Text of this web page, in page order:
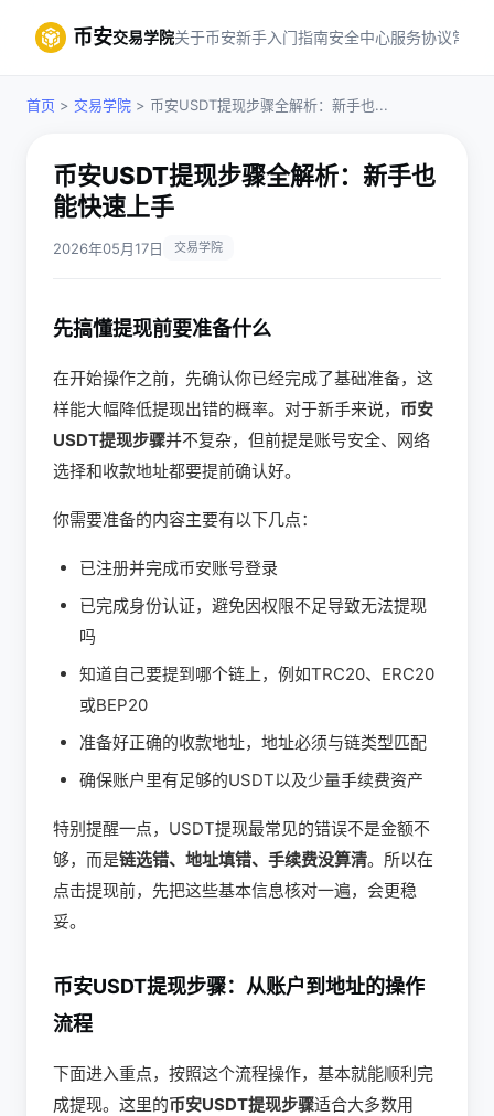
币安交易学院关于币安新手入门指南安全中心服务协议常见
首页 > 交易学院 > 币安USDT提现步骤全解析：新手也...
币安USDT提现步骤全解析：新手也
能快速上手
2026年05月17日 交易学院
先搞懂提现前要准备什么
在开始操作之前，先确认你已经完成了基础准备，这
样能大幅降低提现出错的概率。对于新手来说， 币安
USDT提现步骤并不复杂，但前提是账号安全、网络
选择和收款地址都要提前确认好。
你需要准备的内容主要有以下几点：
已注册并完成币安账号登录
已完成身份认证，避免因权限不足导致无法提现
吗
知道自己要提到哪个链上，例如TRC20、ERC20
或BEP20
准备好正确的收款地址，地址必须与链类型匹配
确保账户里有足够的USDT以及少量手续费资产
特别提醒一点，USDT提现最常见的错误不是金额不
够，而是链选错、地址填错、手续费没算清。所以在
点击提现前，先把这些基本信息核对一遍，会更稳
妥。
币安USDT提现步骤：从账户到地址的操作
流程
下面进入重点，按照这个流程操作，基本就能顺利完
成提现。这里的币安USDT提现步骤适合大多数用